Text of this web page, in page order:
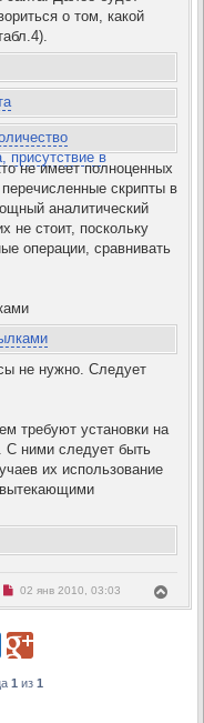
о том, какой
присутствие в
не имеет полноценных
скрипты в
аналитический
не стоит, поскольку
операции, сравнивать
не нужно. Следует
требуют установки на
С ними следует быть
их использование
вытекающими
е
Н
п
о
ч
и
а
02 янв 2010, 03:03
1 из 1